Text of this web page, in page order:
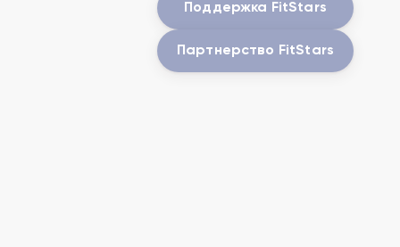
Поддержка FitStars
Партнерство FitStars